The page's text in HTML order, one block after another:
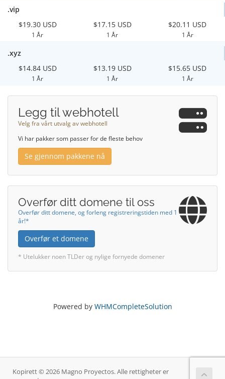
.vip
$19.30 USD
1 År
$17.15 USD
1 År
$20.11 USD
1 År
.xyz
$14.84 USD
1 År
$13.19 USD
1 År
$15.65 USD
1 År
Legg til webhotell
Velg fra vårt utvalg av webhotell
Vi har pakker som passer for de fleste behov
Se gjennom pakkene nå
Overfør ditt domene til oss
Overfør ditt domene, og forleng registreringstiden med 1
år!*
Overfør et domene
* Utelukker noen TLDer og nylige fornyede domener
Powered by WHMCompleteSolution
Kopirett © 2026 Magno Proyectos. Alle rettigheter er